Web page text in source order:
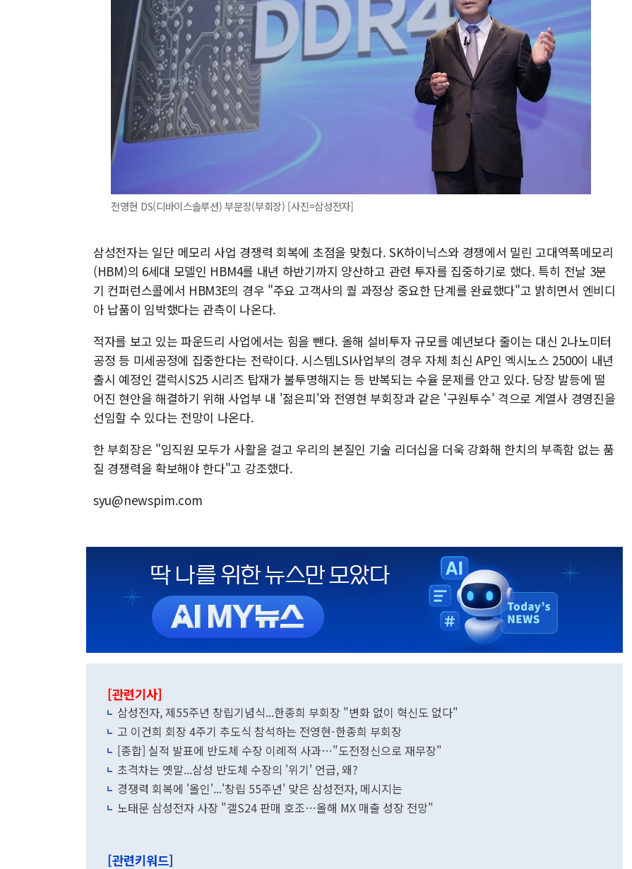
전영현 DS(디바이스솔루션) 부문장(부회장) [사진=삼성전자]
삼성전자는 일단 메모리 사업 경쟁력 회복에 초점을 맞췄다. SK하이닉스와 경쟁에서 밀린 고대역폭메모리
(HBM)의 6세대 모델인 HBM4를 내년 하반기까지 양산하고 관련 투자를 집중하기로 했다. 특히 전날 3분
기 컨퍼런스콜에서 HBM3E의 경우 "주요 고객사의 퀄 과정상 중요한 단계를 완료했다"고 밝히면서 엔비디
아 납품이 임박했다는 관측이 나온다.
적자를 보고 있는 파운드리 사업에서는 힘을 뺀다. 올해 설비투자 규모를 예년보다 줄이는 대신 2나노미터
공정 등 미세공정에 집중한다는 전략이다. 시스템LSI사업부의 경우 자체 최신 AP인 엑시노스 2500이 내년
출시 예정인 갤럭시S25 시리즈 탑재가 불투명해지는 등 반복되는 수율 문제를 안고 있다. 당장 발등에 떨
어진 현안을 해결하기 위해 사업부 내 '젊은피'와 전영현 부회장과 같은 '구원투수' 격으로 계열사 경영진을
선임할 수 있다는 전망이 나온다.
한 부회장은 "임직원 모두가 사활을 걸고 우리의 본질인 기술 리더십을 더욱 강화해 한치의 부족함 없는 품
질 경쟁력을 확보해야 한다"고 강조했다.
syu@newspim.com
[관련기사]
삼성전자, 제55주년 창립기념식...한종희 부회장 "변화 없이 혁신도 없다"
고 이건희 회장 4주기 추도식 참석하는 전영현-한종희 부회장
[종합] 실적 발표에 반도체 수장 이례적 사과…"도전정신으로 재무장"
초격차는 옛말...삼성 반도체 수장의 '위기' 언급, 왜?
경쟁력 회복에 '올인'...'창립 55주년' 맞은 삼성전자, 메시지는
노태문 삼성전자 사장 "갤S24 판매 호조…올해 MX 매출 성장 전망"
[관련키워드]